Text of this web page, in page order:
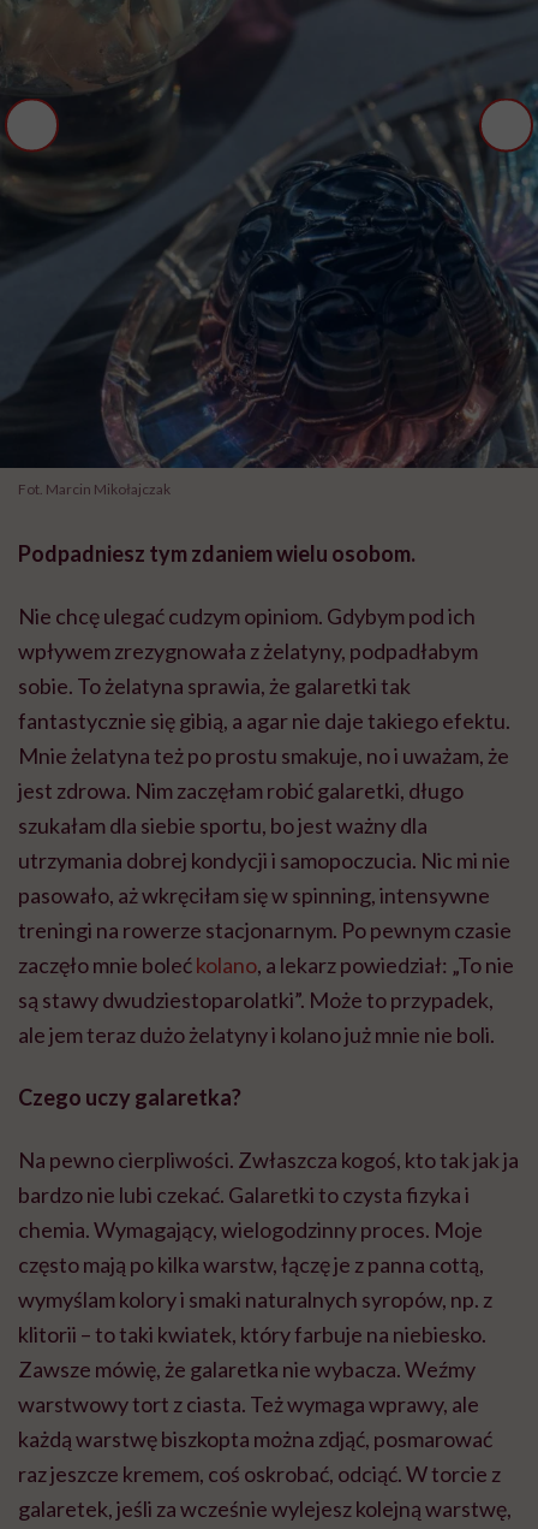
Fot. Marcin Mikołajczak
Podpadniesz tym zdaniem wielu osobom.
Nie chcę ulegać cudzym opiniom. Gdybym pod ich
wpływem zrezygnowała z żelatyny, podpadłabym
sobie. To żelatyna sprawia, że galaretki tak
fantastycznie się gibią, a agar nie daje takiego efektu.
Mnie żelatyna też po prostu smakuje, no i uważam, że
jest zdrowa. Nim zaczęłam robić galaretki, długo
szukałam dla siebie sportu, bo jest ważny dla
utrzymania dobrej kondycji i samopoczucia. Nic mi nie
pasowało, aż wkręciłam się w spinning, intensywne
treningi na rowerze stacjonarnym. Po pewnym czasie
zaczęło mnie bolećkolano, a lekarz powiedział: „To nie
są stawy dwudziestoparolatki”. Może to przypadek,
ale jem teraz dużo żelatyny i kolano już mnie nie boli.
Czego uczy galaretka?
Na pewno cierpliwości. Zwłaszcza kogoś, kto tak jak ja
bardzo nie lubi czekać. Galaretki to czysta fizyka i
chemia. Wymagający, wielogodzinny proces. Moje
często mają po kilka warstw, łączę je z panna cottą,
wymyślam kolory i smaki naturalnych syropów, np. z
klitorii – to taki kwiatek, który farbuje na niebiesko.
Zawsze mówię, że galaretka nie wybacza. Weźmy
warstwowy tort z ciasta. Też wymaga wprawy, ale
każdą warstwę biszkopta można zdjąć, posmarować
raz jeszcze kremem, coś oskrobać, odciąć. W torcie z
galaretek, jeśli za wcześnie wylejesz kolejną warstwę,